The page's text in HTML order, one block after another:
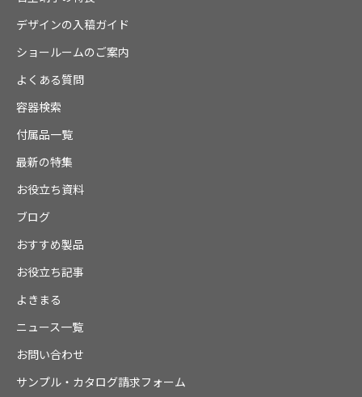
デザインの入稿ガイド
ショールームのご案内
よくある質問
容器検索
付属品一覧
最新の特集
お役立ち資料
ブログ
おすすめ製品
お役立ち記事
よきまる
ニュース一覧
お問い合わせ
サンプル・カタログ請求フォーム